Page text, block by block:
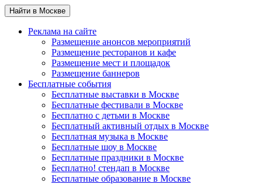
Найти в Москве
Реклама на сайте
Размещение анонсов мероприятий
Размещение ресторанов и кафе
Размещение мест и площадок
Размещение баннеров
Бесплатные события
Бесплатные выставки в Москве
Бесплатные фестивали в Москве
Бесплатно с детьми в Москве
Бесплатный активный отдых в Москве
Бесплатная музыка в Москве
Бесплатные шоу в Москве
Бесплатные праздники в Москве
Бесплатно! стендап в Москве
Бесплатные образование в Москве